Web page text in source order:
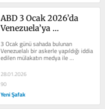
ABD 3 Ocak 2026’da
Venezuela’ya
silahla Pasif Sonik
Dalga yaratarak
hale getirdi
3 Ocak günü sahada bulunan
Venezuelalı bir askerle yapıldığı iddia
edilen mülakatın medya ile
paylaşılan kısmında ‘’ Bir çeşit...
28.01.2026
90
Yeni Şafak